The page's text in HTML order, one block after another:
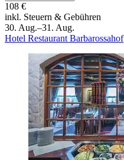
108 €
inkl. Steuern & Gebühren
30. Aug.–31. Aug.
Hotel Restaurant Barbarossahof